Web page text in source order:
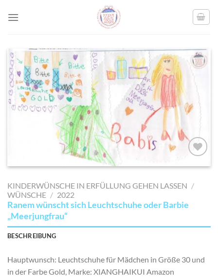
AUF MEINE
SETZEN
KINDERWÜNSCHE IN ERFÜLLUNG GEHEN LASSEN /
WÜNSCHE / 2022
Ranem wünscht sich Leuchtschuhe oder Barbie
„Meerjungfrau“
BESCHREIBUNG
Hauptwunsch: Leuchtschuhe für Mädchen in Größe 30 und
in der Farbe Gold, Marke: XIANGHAIKUI Amazon